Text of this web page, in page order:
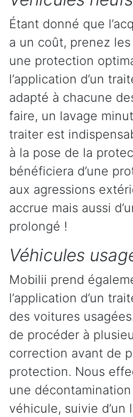
Étant donné que
a un coût, prenez
une protection
l’application d’un
adapté à chacune
faire, un lavage
traiter est
à la pose de la
bénéficiera d’une
aux agressions
accrue mais aussi
prolongé !
Véhicules
Mobilii prend
l’application d’un
des voitures
de procéder à
correction avant de
protection. Nous
une
véhicule, suivie d’un